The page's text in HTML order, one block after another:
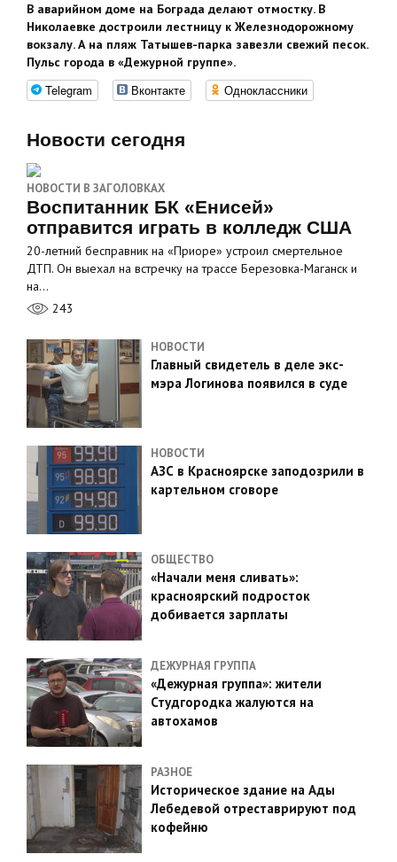
В аварийном доме на Бограда делают отмостку. В
Николаевке достроили лестницу к Железнодорожному
вокзалу. А на пляж Татышев-парка завезли свежий песок.
Пульс города в «Дежурной группе».
Telegram Вконтакте Одноклассники
Новости сегодня
НОВОСТИ В ЗАГОЛОВКАХ
Воспитанник БК «Енисей»
отправится играть в колледж США
20-летний бесправник на «Приоре» устроил смертельное
ДТП. Он выехал на встречку на трассе Березовка-Маганск и
на…
243
НОВОСТИ
Главный свидетель в деле экс-
мэра Логинова появился в суде
НОВОСТИ
АЗС в Красноярске заподозрили в
картельном сговоре
ОБЩЕСТВО
«Начали меня сливать»:
красноярский подросток
добивается зарплаты
ДЕЖУРНАЯ ГРУППА
«Дежурная группа»: жители
Студгородка жалуются на
автохамов
РАЗНОЕ
Историческое здание на Ады
Лебедевой отреставрируют под
кофейню